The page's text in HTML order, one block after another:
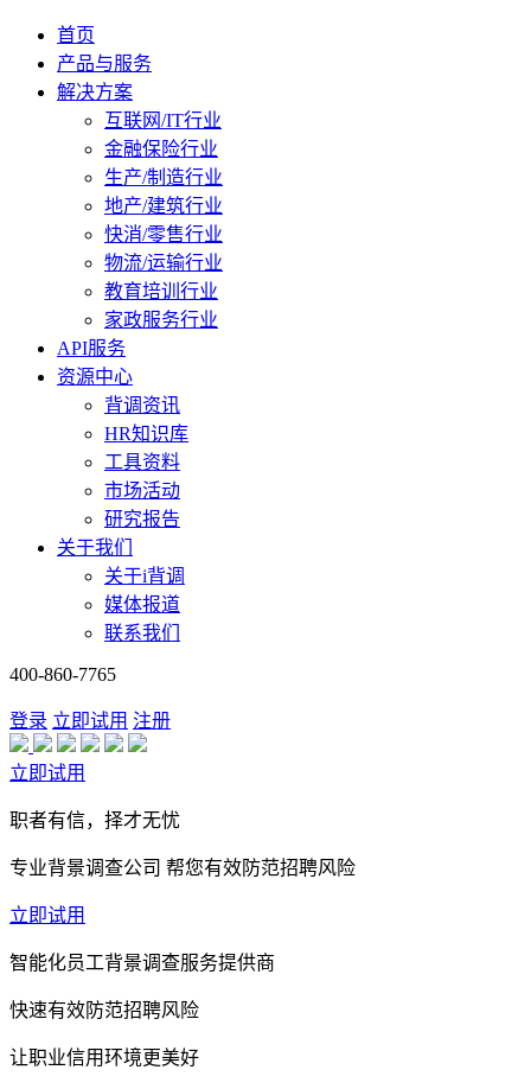
首页
产品与服务
解决方案
互联网/IT行业
金融保险行业
生产/制造行业
地产/建筑行业
快消/零售行业
物流/运输行业
教育培训行业
家政服务行业
API服务
资源中心
背调资讯
HR知识库
工具资料
市场活动
研究报告
关于我们
关于i背调
媒体报道
联系我们
400-860-7765
登录 立即试用 注册
立即试用
职者有信，择才无忧
专业背景调查公司 帮您有效防范招聘风险
立即试用
智能化员工背景调查服务提供商
快速有效防范招聘风险
让职业信用环境更美好